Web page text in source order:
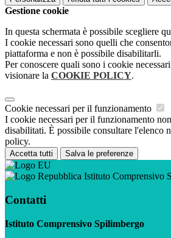
Gestione cookie
In questa schermata è possibile scegliere
I cookie necessari sono quelli che
piattaforma e non è possibile disabilitarli.
Per conoscere quali sono i cookie
visionare la COOKIE POLICY.
Cookie necessari per il funzionamento
I cookie necessari per il funzionamento
disabilitati. È possibile consultare l'elenco
policy.
Accetta tutti Salva le preferenze
Istituto Comprensivo
Contatti
Istituto Comprensivo Spilimbergo